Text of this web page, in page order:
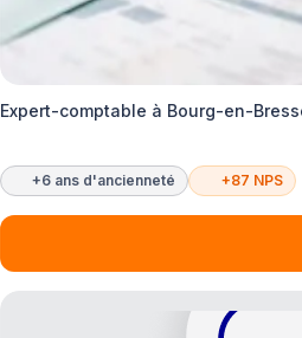
Expert-comptable à Bourg-en-
+6 ans d'ancienneté +87 NPS